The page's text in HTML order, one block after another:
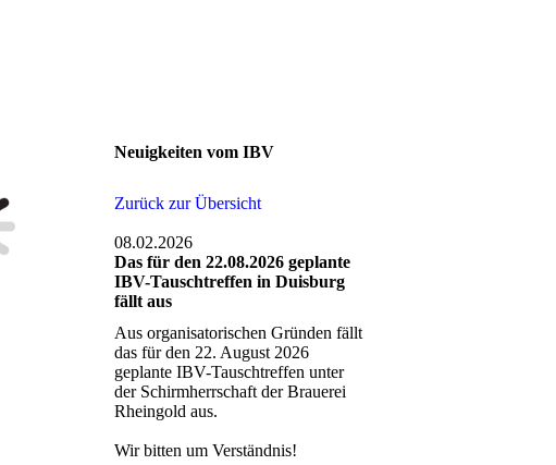
Neuigkeiten vom IBV
Zurück zur Übersicht
08.02.2026
Das für den 22.08.2026 geplante
IBV-Tauschtreffen in Duisburg
fällt aus
Aus organisatorischen Gründen fällt
das für den 22. August 2026
geplante IBV-Tauschtreffen unter
der Schirmherrschaft der Brauerei
Rheingold aus.
Wir bitten um Verständnis!